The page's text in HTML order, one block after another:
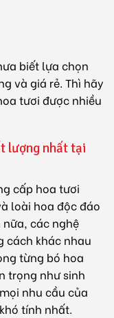
biết lựa chọn
và giá rẻ. Thì hãy
tươi được nhiều
lượng nhất tại
cấp hoa tươi
loài hoa độc đáo
các nghệ
cách khác nhau
từng bó hoa
trọng như sinh
nhu cầu của
tính nhất.